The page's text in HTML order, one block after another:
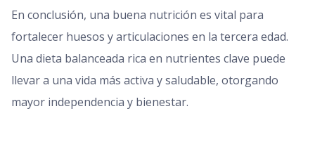
En conclusión, una buena nutrición es vital para
fortalecer huesos y articulaciones en la tercera edad.
Una dieta balanceada rica en nutrientes clave puede
llevar a una vida más activa y saludable, otorgando
mayor independencia y bienestar.